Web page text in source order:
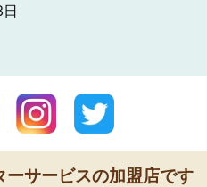
サービスの加盟店です